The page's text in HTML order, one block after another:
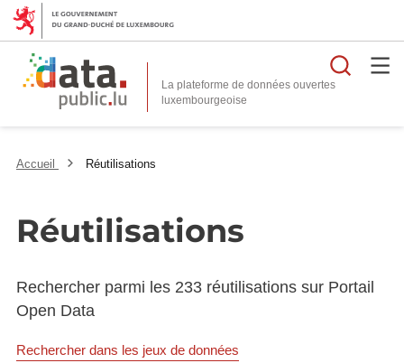
La plateforme de données ouvertes
Accueil Réutilisations
Réutilisations
Rechercher parmi les 233 réutilisations sur Portail
Open Data
Rechercher dans les jeux de données